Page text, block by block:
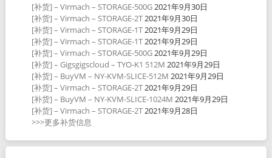
[补货] – Virmach – STORAGE-500G2021年9月30日
[补货] – Virmach – STORAGE-2T2021年9月30日
[补货] – Virmach – STORAGE-1T2021年9月29日
[补货] – Virmach – STORAGE-1T2021年9月29日
[补货] – Virmach – STORAGE-500G2021年9月29日
[补货] – Gigsgigscloud – TYO-K1 512M 2021年9月29日
[补货] – BuyVM – NY-KVM-SLICE-512M 2021年9月29日
[补货] – Virmach – STORAGE-2T2021年9月29日
[补货] – BuyVM – NY-KVM-SLICE-1024M 2021年9月29日
[补货] – Virmach – STORAGE-2T2021年9月28日
>>>更多补货信息